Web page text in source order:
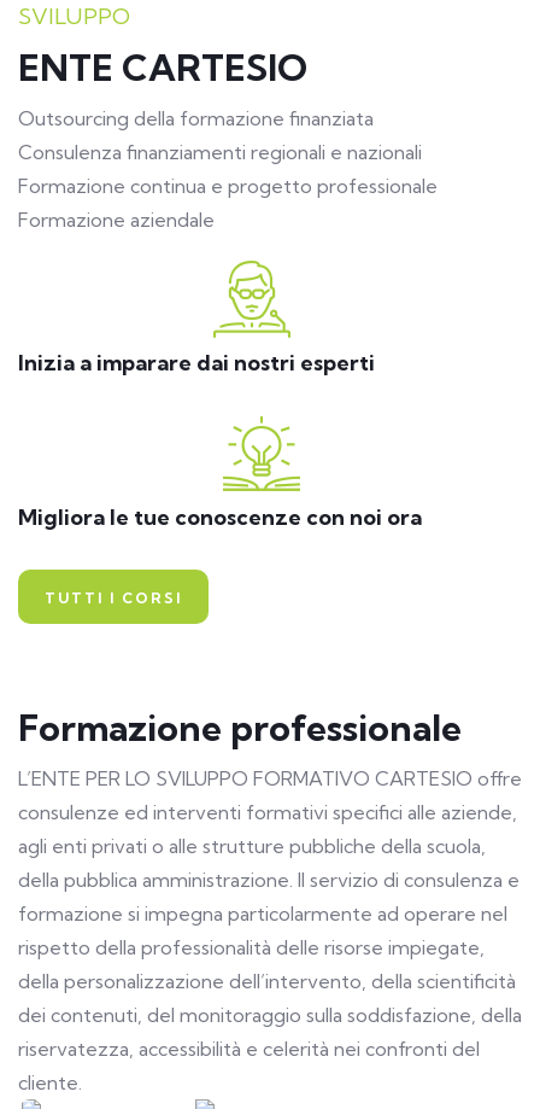
SVILUPPO
ENTE CARTESIO
Outsourcing della formazione finanziata
Consulenza finanziamenti regionali e nazionali
Formazione continua e progetto professionale
Formazione aziendale
Inizia a imparare dai nostri esperti
Migliora le tue conoscenze con noi ora
TUTTI I CORSI
Formazione professionale
L’ENTE PER LO SVILUPPO FORMATIVO CARTESIO offre
consulenze ed interventi formativi specifici alle aziende,
agli enti privati o alle strutture pubbliche della scuola,
della pubblica amministrazione. Il servizio di consulenza e
formazione si impegna particolarmente ad operare nel
rispetto della professionalità delle risorse impiegate,
della personalizzazione dell’intervento, della scientificità
dei contenuti, del monitoraggio sulla soddisfazione, della
riservatezza, accessibilità e celerità nei confronti del
cliente.